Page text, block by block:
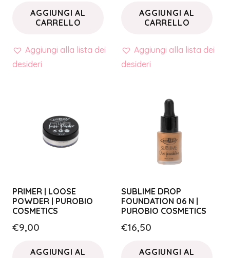
AGGIUNGI AL
CARRELLO
Aggiungi alla lista dei
desideri
AGGIUNGI AL
CARRELLO
Aggiungi alla lista dei
desideri
PRIMER | LOOSE
POWDER | PUROBIO
COSMETICS
€9,00
AGGIUNGI AL
SUBLIME DROP
FOUNDATION 06 N |
PUROBIO COSMETICS
€16,50
AGGIUNGI AL